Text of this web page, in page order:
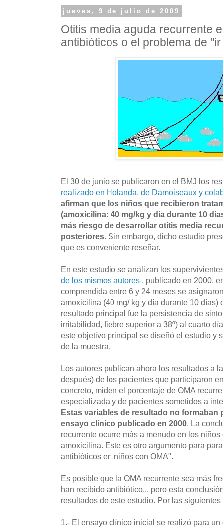
jueves, 9 de julio de 2009
Otitis media aguda recurrente
antibióticos o el problema de
El 30 de junio se publicaron en el BMJ los
realizado en Holanda, de Damoiseaux y
afirman que los niños que recibieron
(amoxicilina: 40 mg/kg y día durante 10
más riesgo de desarrollar otitis media
posteriores. Sin embargo, dicho estudio
que es conveniente reseñar.
En este estudio se analizan los
de los mismos autores , publicado en 2000,
comprendida entre 6 y 24 meses se
amoxicilina (40 mg/ kg y día durante 10 días)
resultado principal fue la persistencia de
irritabilidad, fiebre superior a 38º) al cuarto
este objetivo principal se diseñó el estudio y
de la muestra.
Los autores publican ahora los resultados a
después) de los pacientes que participaron
concreto, miden el porcentaje de OMA
especializada y de pacientes sometidos a
Estas variables de resultado no formaban
ensayo clínico publicado en 2000. La
recurrente ocurre más a menudo en los
amoxicilina. Este es otro argumento para
antibióticos en niños con OMA".
Es posible que la OMA recurrente sea más
han recibido antibiótico... pero esta
resultados de este estudio. Por las siguientes
1.- El ensayo clínico inicial se realizó para